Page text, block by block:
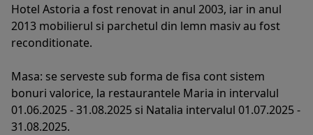
Hotel Astoria a fost renovat in anul 2003, iar in anul
2013 mobilierul si parchetul din lemn masiv au fost
reconditionate.
Masa: se serveste sub forma de fisa cont sistem
bonuri valorice, la restaurantele Maria in intervalul
01.06.2025 - 31.08.2025 si Natalia intervalul 01.07.2025 -
31.08.2025.